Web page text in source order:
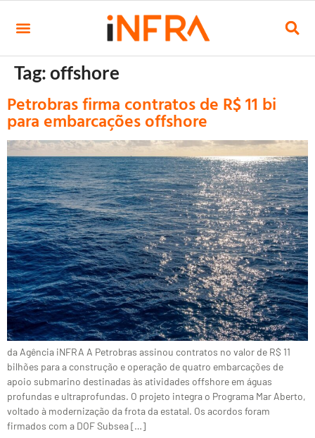
Tag:offshore
Petrobras firma contratos de R$ 11 bi
para embarcações offshore
da Agência iNFRA A Petrobras assinou contratos no valor de R$ 11
bilhões para a construção e operação de quatro embarcações de
apoio submarino destinadas às atividades offshore em águas
profundas e ultraprofundas. O projeto integra o Programa Mar Aberto,
voltado à modernização da frota da estatal. Os acordos foram
firmados com a DOF Subsea […]